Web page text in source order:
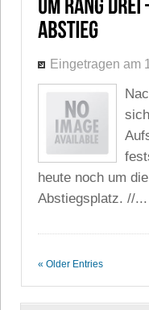
Eingetragen am
heute noch um
Abstiegsplatz. //...
« Older Entries